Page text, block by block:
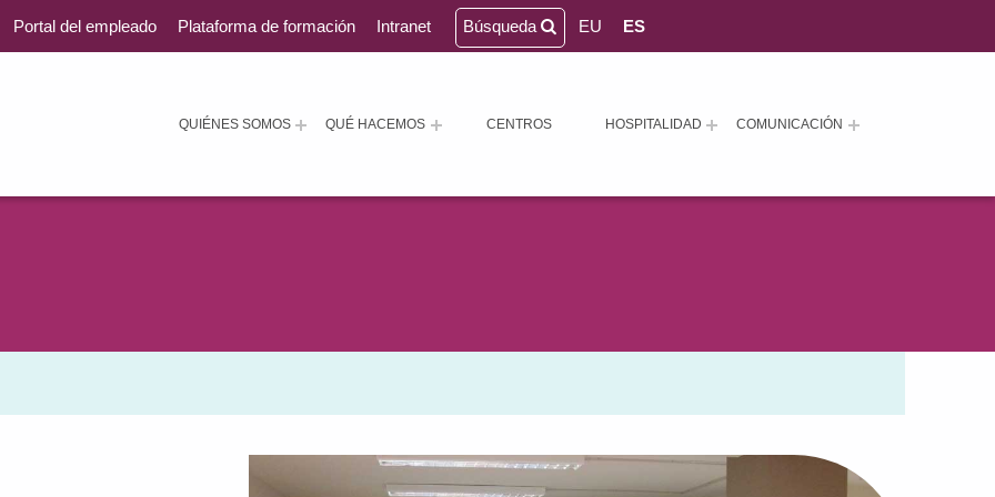
QUIÉNES SOMOS QUÉ HACEMOS CENTROS HOSPITALIDAD COMUNICACIÓN
Portal del empleado Plataforma de formación Intranet Búsqueda EU ES